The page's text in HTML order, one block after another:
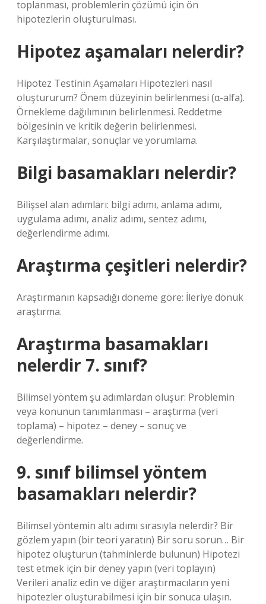
toplanması, problemlerin çözümü için ön
hipotezlerin oluşturulması.
Hipotez aşamaları nelerdir?
Hipotez Testinin Aşamaları Hipotezleri nasıl
oluştururum? Önem düzeyinin belirlenmesi (α-alfa).
Örnekleme dağılımının belirlenmesi. Reddetme
bölgesinin ve kritik değerin belirlenmesi.
Karşılaştırmalar, sonuçlar ve yorumlama.
Bilgi basamakları nelerdir?
Bilişsel alan adımları: bilgi adımı, anlama adımı,
uygulama adımı, analiz adımı, sentez adımı,
değerlendirme adımı.
Araştırma çeşitleri nelerdir?
Araştırmanın kapsadığı döneme göre: İleriye dönük
araştırma.
Araştırma basamakları
nelerdir 7. sınıf?
Bilimsel yöntem şu adımlardan oluşur: Problemin
veya konunun tanımlanması – araştırma (veri
toplama) – hipotez – deney – sonuç ve
değerlendirme.
9. sınıf bilimsel yöntem
basamakları nelerdir?
Bilimsel yöntemin altı adımı sırasıyla nelerdir? Bir
gözlem yapın (bir teori yaratın) Bir soru sorun… Bir
hipotez oluşturun (tahminlerde bulunun) Hipotezi
test etmek için bir deney yapın (veri toplayın)
Verileri analiz edin ve diğer araştırmacıların yeni
hipotezler oluşturabilmesi için bir sonuca ulaşın.